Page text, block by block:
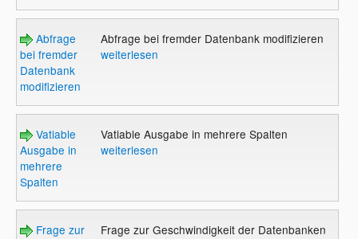
Abfrage
bei fremder
Datenbank
modifizieren
Abfrage bei fremder Datenbank modifizieren
weiterlesen
Vatiable
Ausgabe in
mehrere
Spalten
Vatiable Ausgabe in mehrere Spalten
weiterlesen
Frage zur
Frage zur Geschwindigkeit der Datenbanken